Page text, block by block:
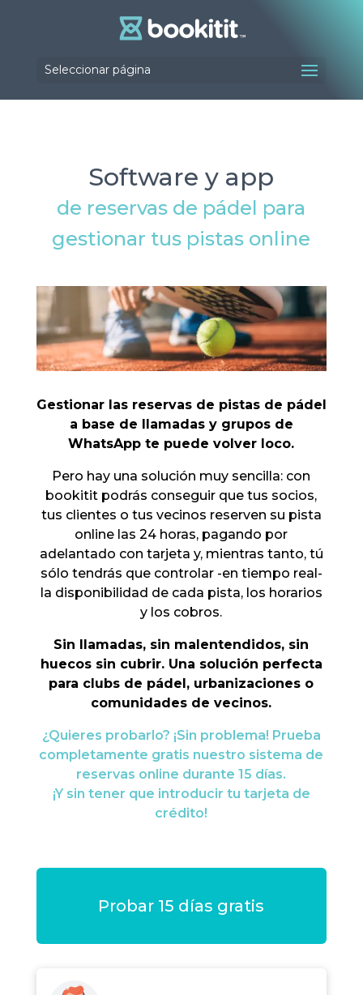
Seleccionar página
Software y app
de reservas de pádel para
gestionar tus pistas online
Gestionar las reservas de pistas de pádel
a base de llamadas y grupos de
WhatsApp te puede volver loco.
Pero hay una solución muy sencilla: con
bookitit podrás conseguir que tus socios,
tus clientes o tus vecinos reserven su pista
online las 24 horas, pagando por
adelantado con tarjeta y, mientras tanto, tú
sólo tendrás que controlar -en tiempo real-
la disponibilidad de cada pista, los horarios
y los cobros.
Sin llamadas, sin malentendidos, sin
huecos sin cubrir. Una solución perfecta
para clubs de pádel, urbanizaciones o
comunidades de vecinos.
¿Quieres probarlo? ¡Sin problema! Prueba
completamente gratis nuestro sistema de
reservas online durante 15 días.
¡Y sin tener que introducir tu tarjeta de
crédito!
Probar 15 días gratis